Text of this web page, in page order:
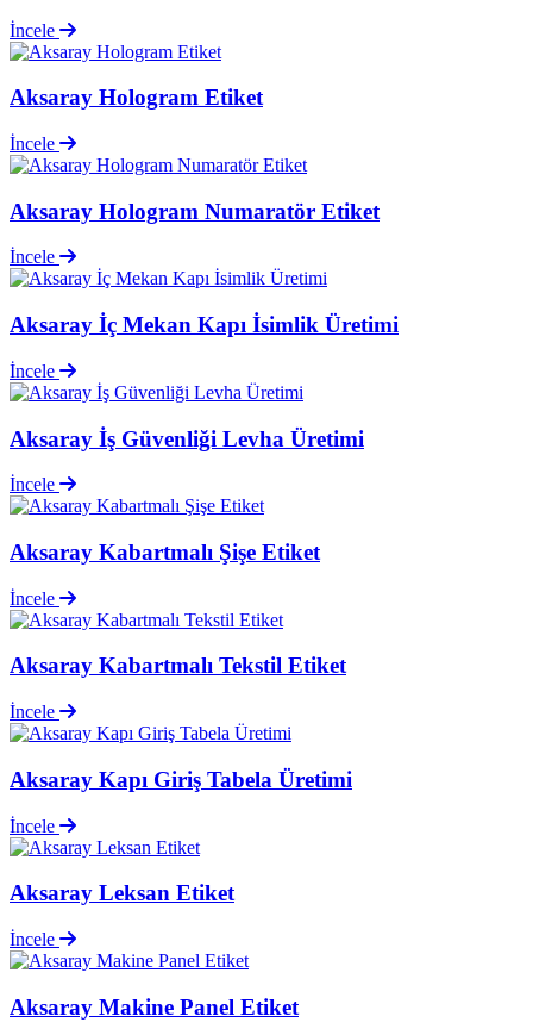
İncele
Aksaray Hologram Etiket
İncele
Aksaray Hologram Numaratör Etiket
İncele
Aksaray İç Mekan Kapı İsimlik Üretimi
İncele
Aksaray İş Güvenliği Levha Üretimi
İncele
Aksaray Kabartmalı Şişe Etiket
İncele
Aksaray Kabartmalı Tekstil Etiket
İncele
Aksaray Kapı Giriş Tabela Üretimi
İncele
Aksaray Leksan Etiket
İncele
Aksaray Makine Panel Etiket